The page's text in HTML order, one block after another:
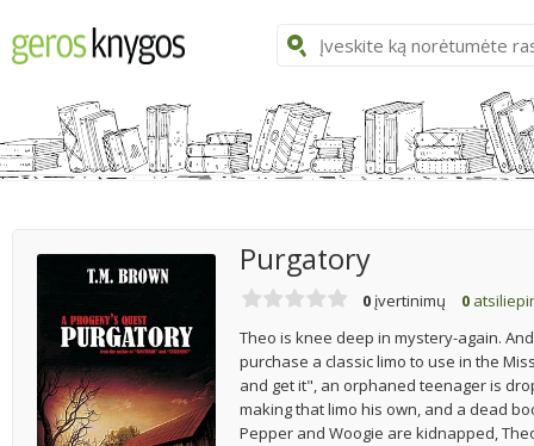
Purgatory
0 įvertinimų 0
Theo is knee deep in mystery-again.
purchase a classic limo to use in the
and get it", an orphaned teenager is
making that limo his own, and a dead
Pepper and Woogie are kidnapped,